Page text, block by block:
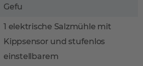
Gefu
1 elektrische Salzmühle mit
Kippsensor und stufenlos
einstellbarem